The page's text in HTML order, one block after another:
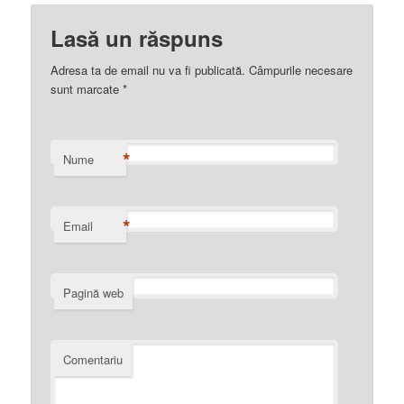
Lasă un răspuns
Adresa ta de email nu va fi publicată. Câmpurile necesare
sunt marcate*
Nume *
Email *
Pagină web
Comentariu